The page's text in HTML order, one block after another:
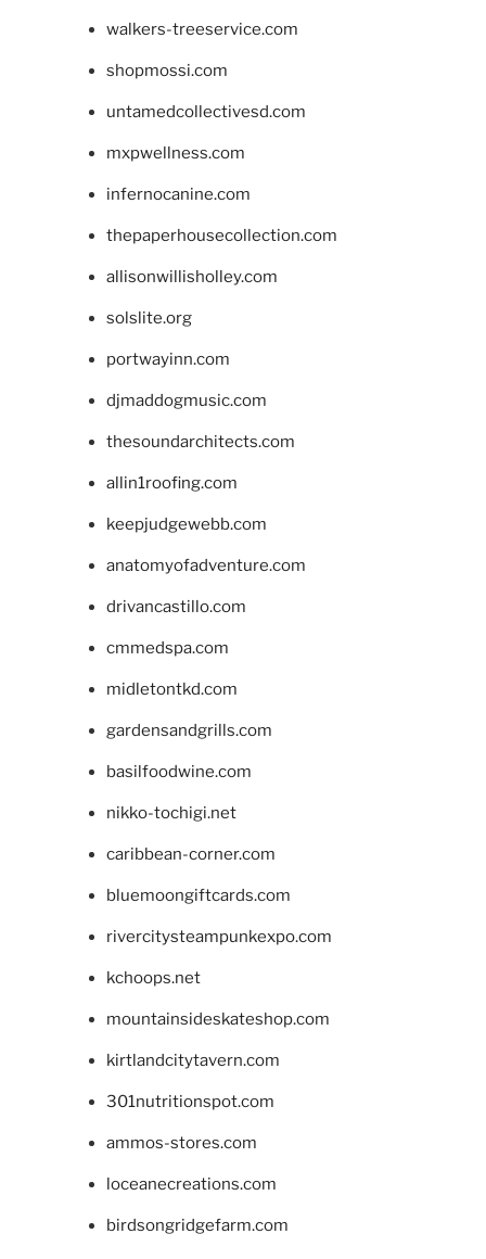
walkers-treeservice.com
shopmossi.com
untamedcollectivesd.com
mxpwellness.com
infernocanine.com
thepaperhousecollection.com
allisonwillisholley.com
solslite.org
portwayinn.com
djmaddogmusic.com
thesoundarchitects.com
allin1roofing.com
keepjudgewebb.com
anatomyofadventure.com
drivancastillo.com
cmmedspa.com
midletontkd.com
gardensandgrills.com
basilfoodwine.com
nikko-tochigi.net
caribbean-corner.com
bluemoongiftcards.com
rivercitysteampunkexpo.com
kchoops.net
mountainsideskateshop.com
kirtlandcitytavern.com
301nutritionspot.com
ammos-stores.com
loceanecreations.com
birdsongridgefarm.com